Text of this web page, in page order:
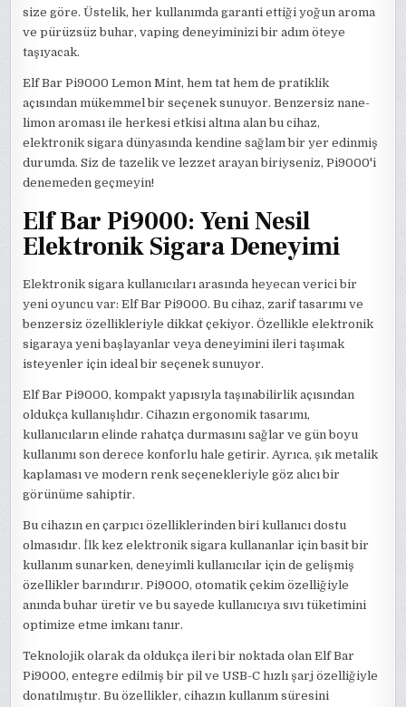
size göre. Üstelik, her kullanımda garanti ettiği yoğun aroma
ve pürüzsüz buhar, vaping deneyiminizi bir adım öteye
taşıyacak.
Elf Bar Pi9000 Lemon Mint, hem tat hem de pratiklik
açısından mükemmel bir seçenek sunuyor. Benzersiz nane-
limon aroması ile herkesi etkisi altına alan bu cihaz,
elektronik sigara dünyasında kendine sağlam bir yer edinmiş
durumda. Siz de tazelik ve lezzet arayan biriyseniz, Pi9000'i
denemeden geçmeyin!
Elf Bar Pi9000: Yeni Nesil
Elektronik Sigara Deneyimi
Elektronik sigara kullanıcıları arasında heyecan verici bir
yeni oyuncu var: Elf Bar Pi9000. Bu cihaz, zarif tasarımı ve
benzersiz özellikleriyle dikkat çekiyor. Özellikle elektronik
sigaraya yeni başlayanlar veya deneyimini ileri taşımak
isteyenler için ideal bir seçenek sunuyor.
Elf Bar Pi9000, kompakt yapısıyla taşınabilirlik açısından
oldukça kullanışlıdır. Cihazın ergonomik tasarımı,
kullanıcıların elinde rahatça durmasını sağlar ve gün boyu
kullanımı son derece konforlu hale getirir. Ayrıca, şık metalik
kaplaması ve modern renk seçenekleriyle göz alıcı bir
görünüme sahiptir.
Bu cihazın en çarpıcı özelliklerinden biri kullanıcı dostu
olmasıdır. İlk kez elektronik sigara kullananlar için basit bir
kullanım sunarken, deneyimli kullanıcılar için de gelişmiş
özellikler barındırır. Pi9000, otomatik çekim özelliğiyle
anında buhar üretir ve bu sayede kullanıcıya sıvı tüketimini
optimize etme imkanı tanır.
Teknolojik olarak da oldukça ileri bir noktada olan Elf Bar
Pi9000, entegre edilmiş bir pil ve USB-C hızlı şarj özelliğiyle
donatılmıştır. Bu özellikler, cihazın kullanım süresini